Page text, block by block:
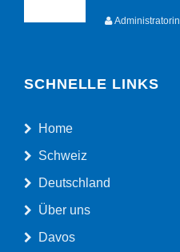
Administratorin
SCHNELLE LINKS
Home
Schweiz
Deutschland
Über uns
Davos